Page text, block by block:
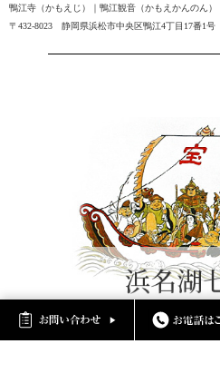
鴨江寺（かもえじ）｜鴨江観音（かもえかんのん）
〒432-8023 静岡県浜松市中央区鴨江4丁目17番1号